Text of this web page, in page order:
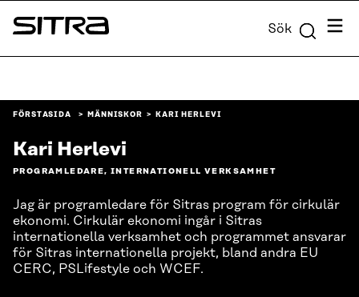
Skip to
content
Sitra Sök Meny
FÖRSTASIDA MÄNNISKOR KARI HERLEVI
Kari Herlevi
PROGRAMLEDARE, INTERNATIONELL VERKSAMHET
Jag är programledare för Sitras program för cirkulär
ekonomi. Cirkulär ekonomi ingår i Sitras
internationella verksamhet och programmet ansvarar
för Sitras internationella projekt, bland andra EU
CERC, PSLifestyle och WCEF.